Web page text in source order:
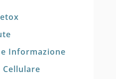
Informazione